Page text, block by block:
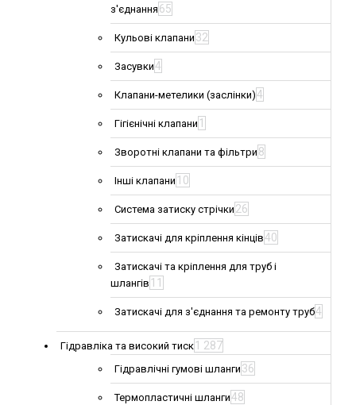
з'єднання 65
Кульові клапани 32
Засувки4
Клапани-метелики (заслінки)4
Гігієнічні клапани 1
Зворотні клапани та фільтри 8
Інші клапани 10
Система затиску стрічки 26
Затискачі для кріплення кінців40
Затискачі та кріплення для труб і
шлангів 11
Затискачі для з'єднання та ремонту труб4
Гідравліка та високий тиск 1 287
Гідравлічні гумові шланги 36
Термопластичні шланги48